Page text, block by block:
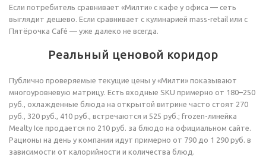
Если потребитель сравнивает «Милти» с кафе у офиса — сеть
выглядит дешево. Если сравнивает с кулинарией mass-retail или с
Пятёрочка Café — уже далеко не всегда.
Реальный ценовой коридор
Публично проверяемые текущие цены у «Милти» показывают
многоуровневую матрицу. Есть входные SKU примерно от 180–250
руб., охлажденные блюда на открытой витрине часто стоят 270
руб., 320 руб., 410 руб., встречаются и 525 руб.; frozen-линейка
Mealty Ice продается по 210 руб. за блюдо на официальном сайте.
Рационы на день у компании идут примерно от 790 до 1 290 руб. в
зависимости от калорийности и количества блюд.